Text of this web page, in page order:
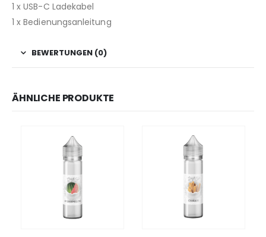
1 x USB-C Ladekabel
1 x Bedienungsanleitung
BEWERTUNGEN (0)
ÄHNLICHE PRODUKTE